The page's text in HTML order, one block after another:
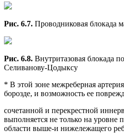
Рис. 6.7. Проводниковая блокада
Рис. 6.8. Внутритазовая блокада
Селиванову-Цодыксу
* В этой зоне межреберная
борозде, и возможность ее
сочетанной и перекрестной
выполняется не только на уровне
области выше-и нижележащего